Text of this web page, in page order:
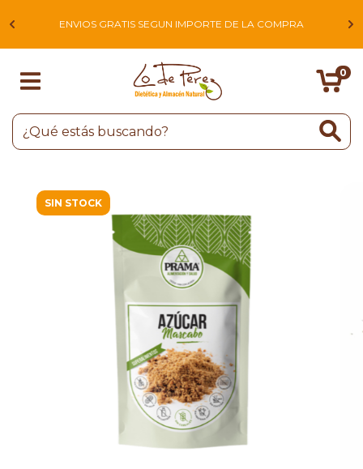
ENVIOS GRATIS SEGUN IMPORTE DE LA COMPRA
0
SIN STOCK